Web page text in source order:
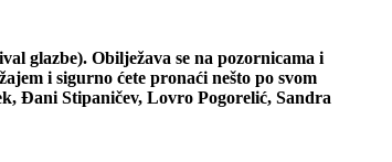
glazbe). Obilježava se na pozornicama i
i sigurno ćete pronaći nešto po svom
Đani Stipaničev, Lovro Pogorelić, Sandra